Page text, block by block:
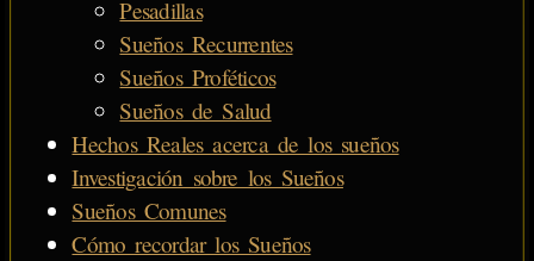
Pesadillas
Sueños Recurrentes
Sueños Proféticos
Sueños de Salud
Hechos Reales acerca de los sueños
Investigación sobre los Sueños
Sueños Comunes
Cómo recordar los Sueños